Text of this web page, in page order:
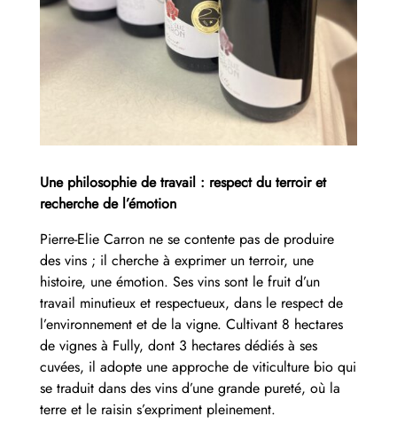
Une philosophie de travail : respect du terroir et
recherche de l’émotion
Pierre-Elie Carron ne se contente pas de produire
des vins ; il cherche à exprimer un terroir, une
histoire, une émotion. Ses vins sont le fruit d’un
travail minutieux et respectueux, dans le respect de
l’environnement et de la vigne. Cultivant 8 hectares
de vignes à Fully, dont 3 hectares dédiés à ses
cuvées, il adopte une approche de viticulture bio qui
se traduit dans des vins d’une grande pureté, où la
terre et le raisin s’expriment pleinement.